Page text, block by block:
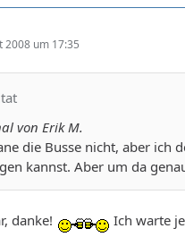
2008 um 17:35
von Erik M.
die Busse nicht, aber ich
kannst. Aber um da
danke! Ich warte